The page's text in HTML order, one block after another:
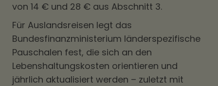
von 14 € und 28 € aus Abschnitt 3.
Für Auslandsreisen legt das
Bundesfinanzministerium länderspezifische
Pauschalen fest, die sich an den
Lebenshaltungskosten orientieren und
jährlich aktualisiert werden – zuletzt mit